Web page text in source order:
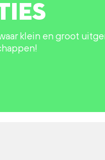
klein en groot